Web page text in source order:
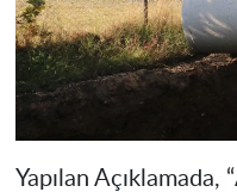
Yapılan Açıklamada,